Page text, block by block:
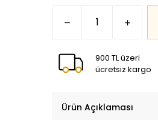
900 TL üzeri
ücretsiz kargo
Ürün Açıklaması